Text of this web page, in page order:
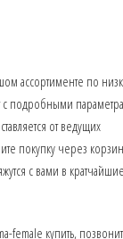
ассортименте по
с подробными
от ведущих
покупку через
с вами в
female купить,